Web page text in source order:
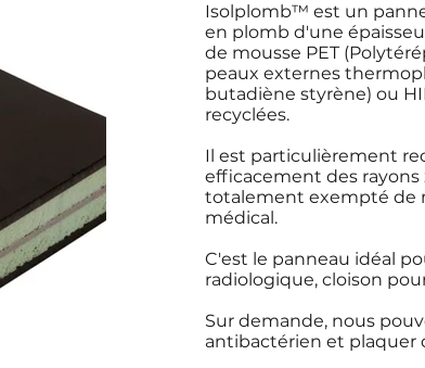
Isolplomb™ est un
en plomb d'une
de mousse PET
peaux externes
butadiène styrène) ou
recyclées.
Il est particulièrement
efficacement des rayons
totalement exempté de
médical.
C'est le panneau idéal
radiologique, cloison
Sur demande, nous
antibactérien et plaquer